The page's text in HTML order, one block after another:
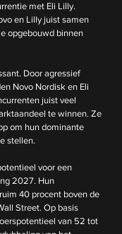
met Eli Lilly.
en Lilly juist samen
opgebouwd binnen
Door agressief
Novo Nordisk en Eli
juist veel
te winnen. Ze
om hun dominante
stellen.
voor een
2027. Hun
40 procent boven de
Street. Op basis
van 52 tot